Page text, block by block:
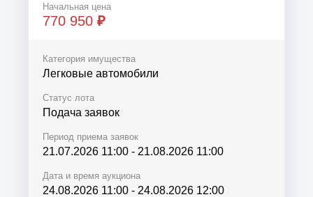
Начальная цена
770 950 ₽
Категория имущества
Легковые автомобили
Статус лота
Подача заявок
Период приема заявок
21.07.2026 11:00 - 21.08.2026 11:00
Дата и время аукциона
24.08.2026 11:00 - 24.08.2026 12:00